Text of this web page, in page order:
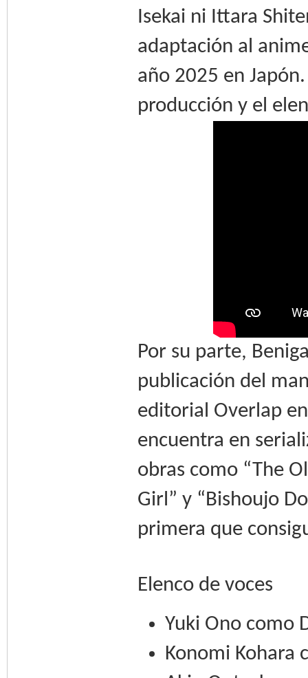
Isekai ni Ittara
adaptación al
año 2025 en
producción y el
Por su parte,
publicación del
editorial Overlap
encuentra en
obras como “The
Girl” y “Bishoujo
primera que
Elenco de voces
Yuki Ono como
Konomi Kohara